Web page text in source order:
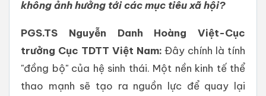
không ảnh hưởng tới các mục tiêu xã hội?
PGS.TS Nguyễn Danh Hoàng Việt-Cục
trưởng Cục TDTT Việt Nam: Đây chính là tính
"đồng bộ" của hệ sinh thái. Một nền kinh tế thể
thao mạnh sẽ tạo ra nguồn lực để quay lại